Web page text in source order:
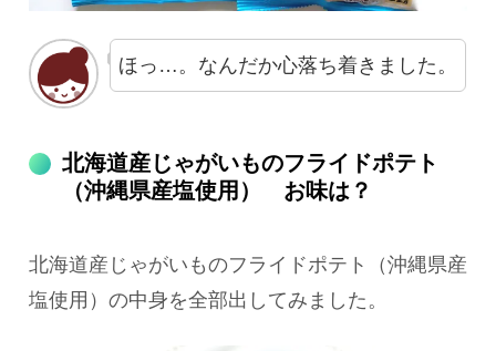
ほっ…。なんだか心落ち着きました。
北海道産じゃがいものフライドポテト
（沖縄県産塩使用） お味は？
北海道産じゃがいものフライドポテト（沖縄県産
塩使用）の中身を全部出してみました。